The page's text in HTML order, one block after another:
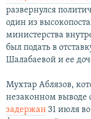
развернулся
один из
министерства
был подать в
Шалабаевой и ее
Мухтар Аблязов,
незаконном выводе
задержан 31 июля